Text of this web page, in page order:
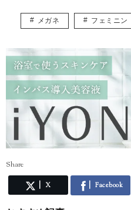
調理師免許、色彩検定3級、骨格
検定2級、パーソナルカラリスト2
けできたら嬉しいです♪
メガネ フェミニン
Share
X Facebook